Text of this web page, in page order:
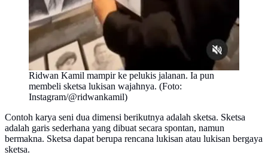
Ridwan Kamil mampir ke pelukis jalanan. Ia pun
membeli sketsa lukisan wajahnya. (Foto:
Instagram/@ridwankamil)
Contoh karya seni dua dimensi berikutnya adalah sketsa. Sketsa
adalah garis sederhana yang dibuat secara spontan, namun
bermakna. Sketsa dapat berupa rencana lukisan atau lukisan bergaya
sketsa.